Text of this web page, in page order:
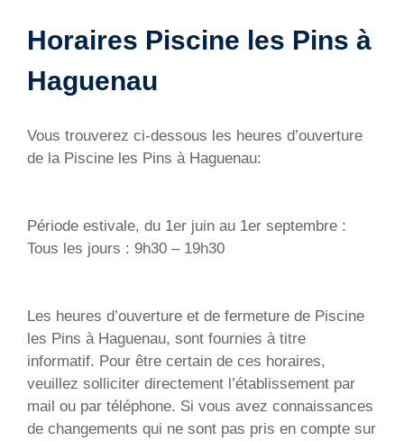
Horaires Piscine les Pins à
Haguenau
Vous trouverez ci-dessous les heures d’ouverture
de la Piscine les Pins à Haguenau:
Période estivale, du 1er juin au 1er septembre :
Tous les jours : 9h30 – 19h30
Les heures d’ouverture et de fermeture de Piscine
les Pins à Haguenau, sont fournies à titre
informatif. Pour être certain de ces horaires,
veuillez solliciter directement l’établissement par
mail ou par téléphone. Si vous avez connaissances
de changements qui ne sont pas pris en compte sur